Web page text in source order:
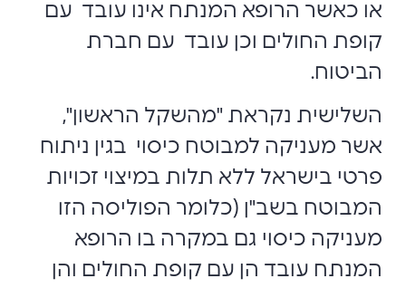
או כאשר הרופא המנתח אינו עובד עם
קופת החולים וכן עובד עם חברת
הביטוח.
השלישית נקראת "מהשקל הראשון",
אשר מעניקה למבוטח כיסוי בגין ניתוח
פרטי בישראל ללא תלות במיצוי זכויות
המבוטח בשב"ן (כלומר הפוליסה הזו
מעניקה כיסוי גם במקרה בו הרופא
המנתח עובד הן עם קופת החולים והן